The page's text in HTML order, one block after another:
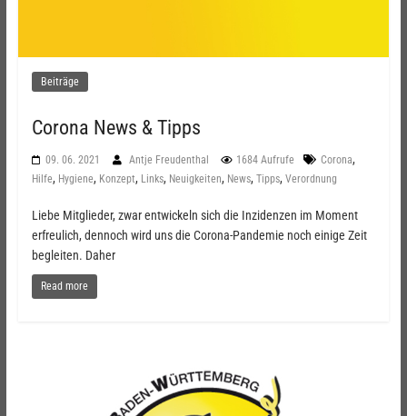
Beiträge
Corona News & Tipps
09. 06. 2021 Antje Freudenthal 1684 Aufrufe Corona,
Hilfe, Hygiene, Konzept, Links, Neuigkeiten, News, Tipps, Verordnung
Liebe Mitglieder, zwar entwickeln sich die Inzidenzen im Moment
erfreulich, dennoch wird uns die Corona-Pandemie noch einige Zeit
begleiten. Daher
Read more